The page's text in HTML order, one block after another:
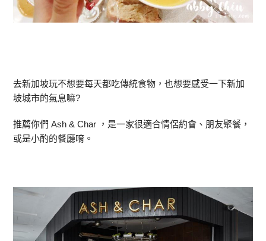
去新加坡玩不想要每天都吃傳統食物，也想要感受一下新加
坡城市的氣息嘛?
推薦你們 Ash & Char ，是一家很適合情侶約會、朋友聚餐，
或是小酌的餐廳唷。